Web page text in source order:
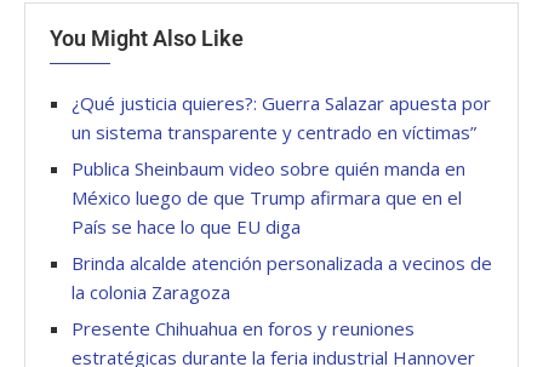
You Might Also Like
¿Qué justicia quieres?: Guerra Salazar apuesta por
un sistema transparente y centrado en víctimas”
Publica Sheinbaum video sobre quién manda en
México luego de que Trump afirmara que en el
País se hace lo que EU diga
Brinda alcalde atención personalizada a vecinos de
la colonia Zaragoza
Presente Chihuahua en foros y reuniones
estratégicas durante la feria industrial Hannover